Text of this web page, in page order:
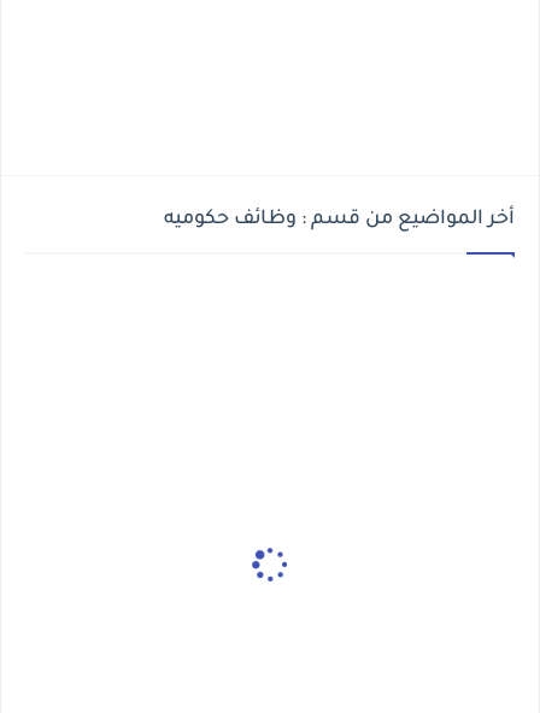
أخر المواضيع من قسم : وظائف حكوميه